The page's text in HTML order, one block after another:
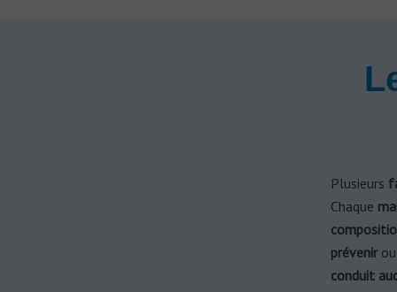
Plusieurs
Chaque
prévenirou
conduit